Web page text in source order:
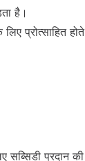
है।
प्रोत्साहित होते
प्रदान की